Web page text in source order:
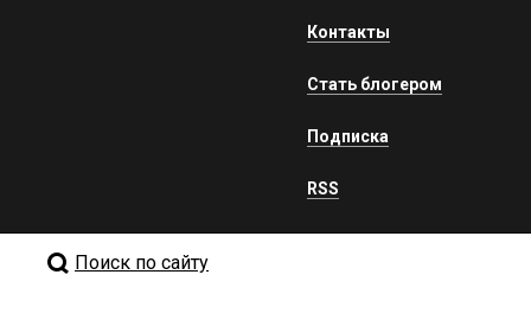
Контакты
Стать блогером
Подписка
RSS
Поиск по сайту